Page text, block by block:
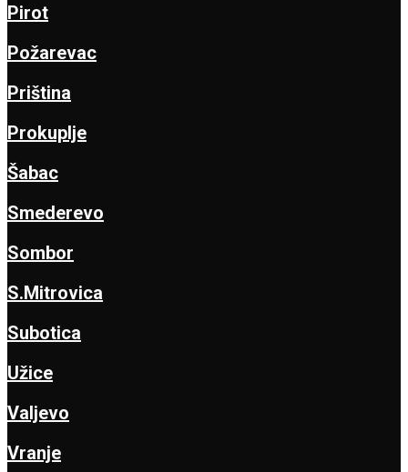
Pirot
Požarevac
Priština
Prokuplje
Šabac
Smederevo
Sombor
S.Mitrovica
Subotica
Užice
Valjevo
Vranje